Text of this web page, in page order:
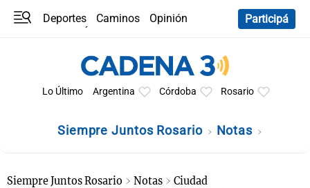
Deportes Caminos
Opinión
Participá
Lo Último Argentina Córdoba Rosario
Siempre Juntos Rosario Notas
Siempre Juntos Rosario Notas Ciudad